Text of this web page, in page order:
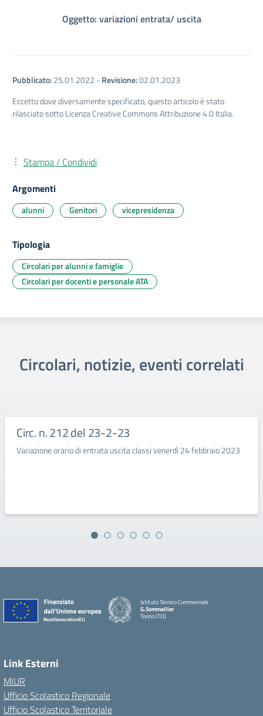
Oggetto: variazioni entrata/ uscita
Pubblicato:25.01.2022 -Revisione:02.01.2023
Eccetto dove diversamente specificato, questo articolo è stato
rilasciato sotto Licenza Creative Commons Attribuzione 4.0 Italia.
Stampa / Condividi
Argomenti
alunni Genitori vicepresidenza
Tipologia
Circolari per alunni e famiglie
Circolari per docenti e personale ATA
Circolari, notizie, eventi correlati
Circ. n. 212 del 23-2-23
Variazione orario di entrata uscita classi venerdì 24 febbraio 2023
Istituto Tecnico Commerciale
G.Sommeiller
Torino (TO)
Link Esterni
MIUR
Ufficio Scolastico Regionale
Ufficio Scolastico Territoriale